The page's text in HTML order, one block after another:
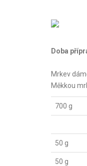
Doba
Mrkev
Měkkou
700 g
50 g
50 g